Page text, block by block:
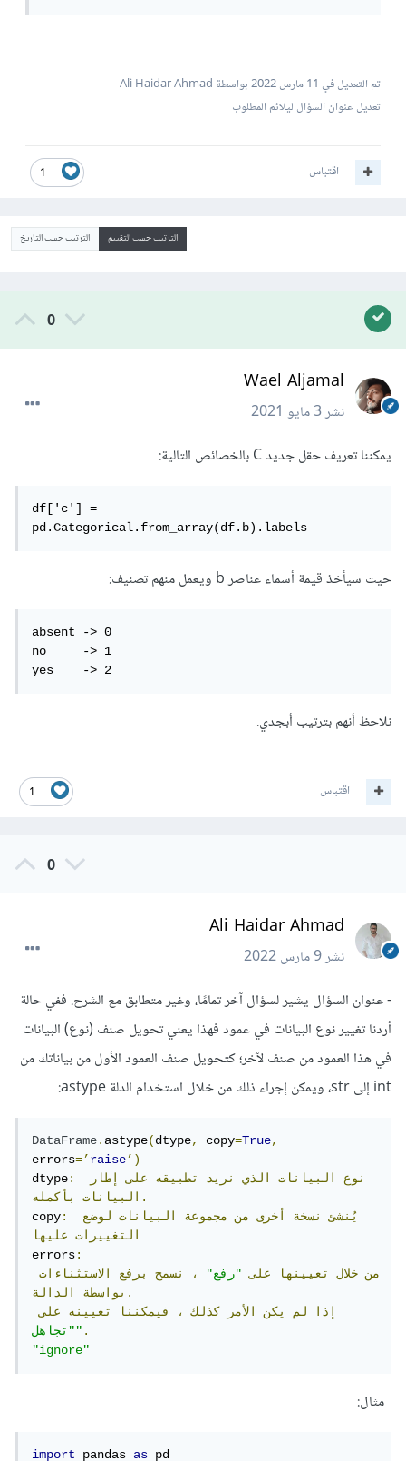
تم التعديل في 11 مارس 2022
بواسطة Ali Haidar Ahmad
تعديل عنوان السؤال ليلائم المطلوب
1 اقتباس
الترتيب حسب التقييم الترتيب حسب التاريخ
0
Wael Aljamal
نشر3 مايو 2021
يمكننا تعريف حقل جديد C بالخصائص التالية:
df['c'] =
pd.Categorical.from_array(df.b).labels
حيث سيأخذ قيمة أسماء عناصر b ويعمل منهم تصنيف:
absent -> 0
no     -> 1
yes    -> 2
نلاحظ أنهم بترتيب أبجدي.
1 اقتباس
0
Ali Haidar Ahmad
نشر9 مارس 2022
- عنوان السؤال يشير لسؤال آخر تمامًا، وغير متطابق مع الشرح. ففي حالة
أردنا تغيير نوع البيانات في عمود فهذا يعني تحويل صنف (نوع) البيانات
في هذا العمود من صنف لآخر؛ كتحويل صنف العمود الأول من بياناتك من
int إلى str، ويمكن إجراء ذلك من خلال استخدام الدلة astype:
DataFrame.astype(dtype, copy=True,
errors=’raise’)
dtype: نوع البيانات الذي نريد تطبيقه على
إطار
البياناتبأكمله.
copy: يُنشئ نسخة أخرى من مجموعة البيانات
لوضع
التغييرات
عليها
errors:
من
خلال تعيينها على "رفع" ، نسمح برفع
الاستثناءات
بواسطةالدالة.
إذا
لم يكن الأمر كذلك ، فيمكننا تعيينه
على
"تجاهل".
"ignore"
مثال:
import pandas as pd